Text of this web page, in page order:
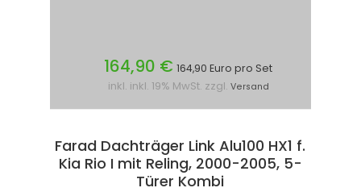
164,90 € 164,90 Euro pro Set
inkl. inkl. 19% MwSt. zzgl. Versand
Farad Dachträger Link Alu100 HX1 f.
Kia Rio I mit Reling, 2000-2005, 5-
Türer Kombi